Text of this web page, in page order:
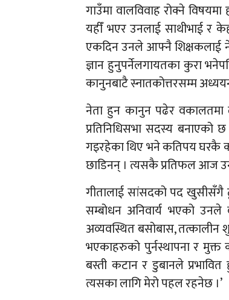
गाउँमा वालविवाह रोक्ने
यहीँ भएर उनलाई साथीभाई र
एकदिन उनले आफ्नै शिक्षकलाई
ज्ञान हुनुपर्नेलगायतका कुरा
कानुनबाटै स्नातकोत्तरसम्म
नेता हुन कानुन पढेर वकालतमा
प्रतिनिधिसभा सदस्य
गइरहेका थिए भने कतिपय घरकै
छाडिनन् । त्यसकै प्रतिफल आज
गीतालाई सांसदको पद खुसीसँगै
सम्बोधन अनिवार्य भएको
अव्यवस्थित बसोबास, तत्कालीन
भएकाहरुको पुर्नस्थापना र
बस्ती कटान र डुबानले
त्यसका लागि मेरो पहल रहनेछ ।’